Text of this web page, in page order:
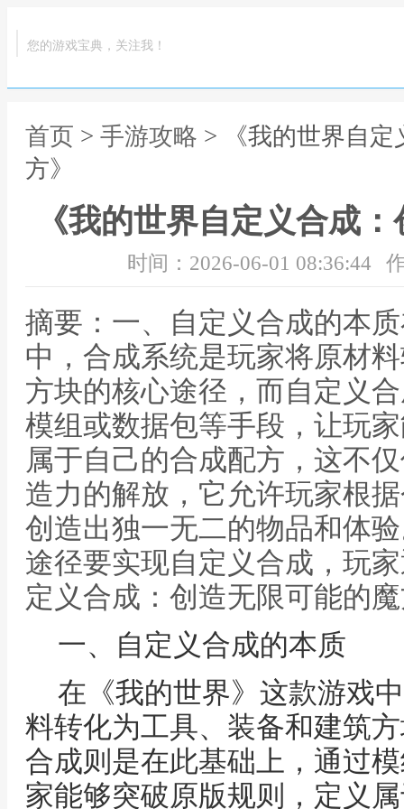
您的游戏宝典，关注我！
首页 > 手游攻略 > 《我的世界自
方》
《我的世界自定义合成
时间：2026-06-01 08:36:44
摘要：一、自定义合成的本
中，合成系统是玩家将原材
方块的核心途径，而自定义
模组或数据包等手段，让玩
属于自己的合成配方，这不
造力的解放，它允许玩家根
创造出独一无二的物品和体
途径要实现自定义合成，玩
定义合成：创造无限可能的
一、自定义合成的本质
在《我的世界》这款游戏
料转化为工具、装备和建筑
合成则是在此基础上，通过
家能够突破原版规则，定义